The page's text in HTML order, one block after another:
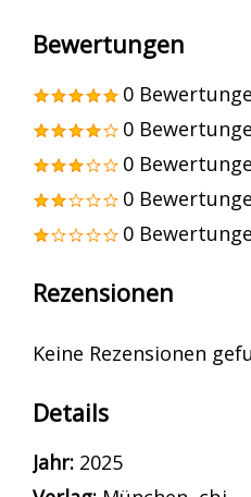
Bewertungen
0
0
0
0
0
Rezensionen
Keine Rezensionen
Details
Suche nach diesem
Jahr: 2025